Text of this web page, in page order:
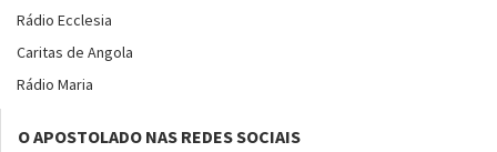
Rádio Ecclesia
Caritas de Angola
Rádio Maria
O APOSTOLADO NAS REDES SOCIAIS